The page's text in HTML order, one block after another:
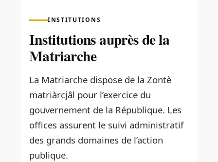
INSTITUTIONS
Institutions auprès de la
Matriarche
La Matriarche dispose de la Zontè
matriàrcjâl pour l’exercice du
gouvernement de la République. Les
offices assurent le suivi administratif
des grands domaines de l’action
publique.